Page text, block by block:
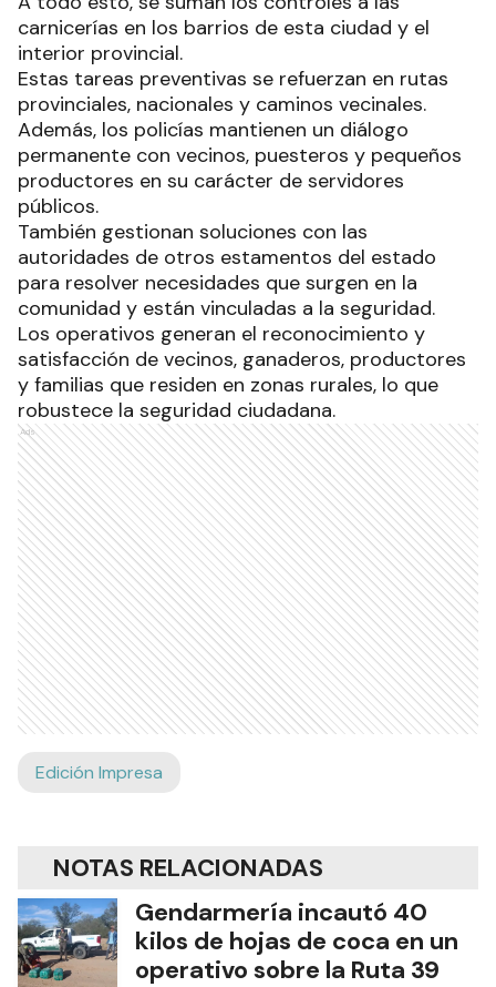
carnicerías en los barrios de esta ciudad y el
interior provincial.
Estas tareas preventivas se refuerzan en rutas
provinciales, nacionales y caminos vecinales.
Además, los policías mantienen un diálogo
permanente con vecinos, puesteros y pequeños
productores en su carácter de servidores
públicos.
También gestionan soluciones con las
autoridades de otros estamentos del estado
para resolver necesidades que surgen en la
comunidad y están vinculadas a la seguridad.
Los operativos generan el reconocimiento y
satisfacción de vecinos, ganaderos, productores
y familias que residen en zonas rurales, lo que
robustece la seguridad ciudadana.
Ads
Edición Impresa
NOTAS RELACIONADAS
Gendarmería incautó 40
kilos de hojas de coca en un
operativo sobre la Ruta 39